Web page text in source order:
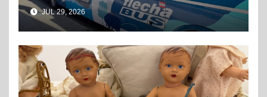
JUL 29, 2026